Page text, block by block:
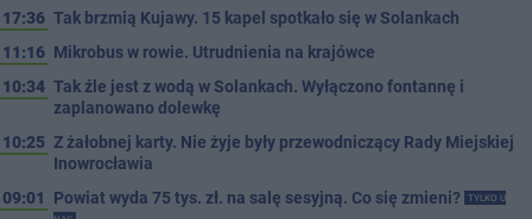
17:36 Tak brzmią Kujawy. 15 kapel spotkało się w Solankach
11:16 Mikrobus w rowie. Utrudnienia na krajówce
10:34 Tak źle jest z wodą w Solankach. Wyłączono fontannę i
zaplanowano dolewkę
10:25 Z żałobnej karty. Nie żyje były przewodniczący Rady Miejskiej
Inowrocławia
09:01
Powiat wyda 75 tys. zł. na salę sesyjną. Co się zmieni?
TYLKO U